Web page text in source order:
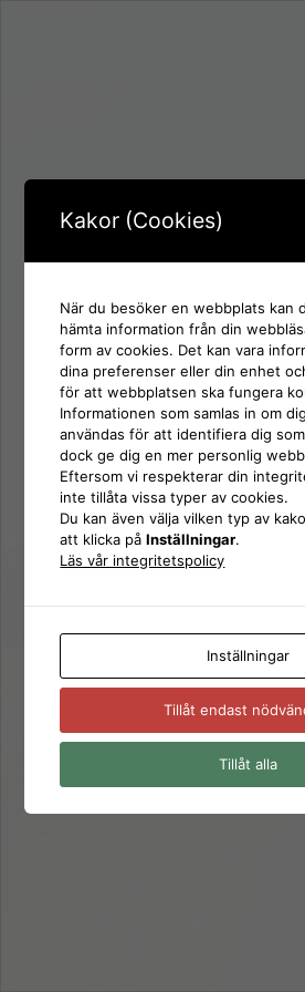
Logga
Inloggning för:
SD Skaraborg
Användarnamn eller e-postadress
Lösenord
Glömt ditt
← Gå till SD
Kakor (Cookies)
När du besöker en webbplats kan
hämta information från din
form av cookies. Det kan vara
dina preferenser eller din enhet
för att webbplatsen ska fungera
Informationen som samlas in om
användas för att identifiera dig
dock ge dig en mer personlig
Eftersom vi respekterar din
inte tillåta vissa typer av cookies.
Du kan även välja vilken typ av
att klicka påInställningar.
Läs vår integritetspolicy
Inställningar
Tillåt endast
Tillåt alla